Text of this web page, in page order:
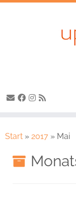
Inhalt
Start » 2017 » Mai